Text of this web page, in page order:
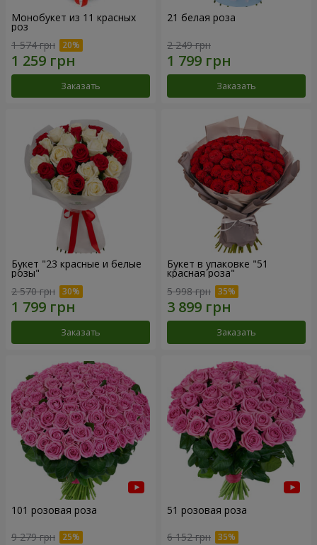
Монобукет из 11 красных
роз
1 574 грн
Заказать
21 белая роза
2 249 грн
Заказать
Букет "23 красные и белые
розы"
2 570 грн
Заказать
Букет в упаковке "51
красная роза"
5 998 грн
Заказать
101 розовая роза
9 279 грн
51 розовая роза
6 152 грн